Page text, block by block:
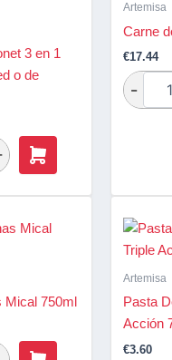
3 en 1
o de
Artemisa
Carne
€17.44
750ml
Artemisa
Pasta
Acción
€3.60